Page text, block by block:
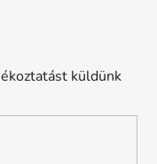
küldünk